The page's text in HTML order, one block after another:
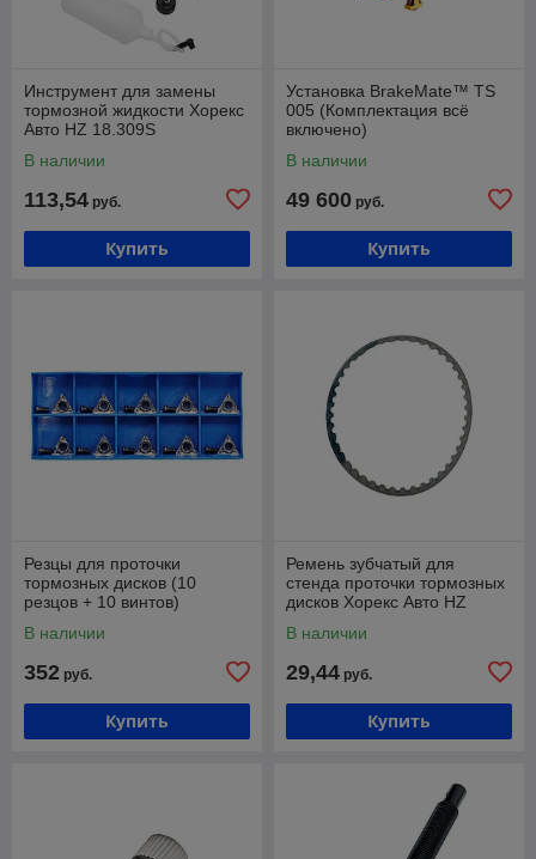
Инструмент для замены
тормозной жидкости Хорекс
Авто HZ 18.309S
В наличии
113,54 руб.
Купить
Установка BrakeMate™ TS
005 (Комплектация всё
включено)
В наличии
49 600 руб.
Купить
Резцы для проточки
тормозных дисков (10
резцов + 10 винтов)
В наличии
352 руб.
Купить
Ремень зубчатый для
стенда проточки тормозных
дисков Хорекс Авто HZ
В наличии
29,44 руб.
Купить